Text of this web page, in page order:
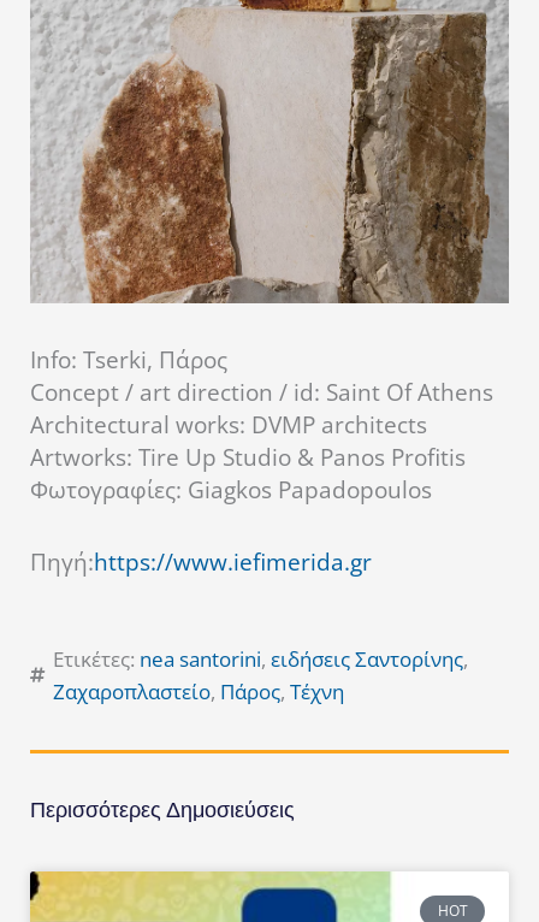
Info: Tserki, Πάρος
Concept / art direction / id: Saint Of Athens
Architectural works: DVMP architects
Artworks: Tire Up Studio & Panos Profitis
Φωτογραφίες: Giagkos Papadopoulos
Πηγή:https://www.iefimerida.gr
Ετικέτες: nea santorini, ειδήσεις Σαντορίνης,
Ζαχαροπλαστείο, Πάρος, Τέχνη
Περισσότερες Δημοσιεύσεις
HOT